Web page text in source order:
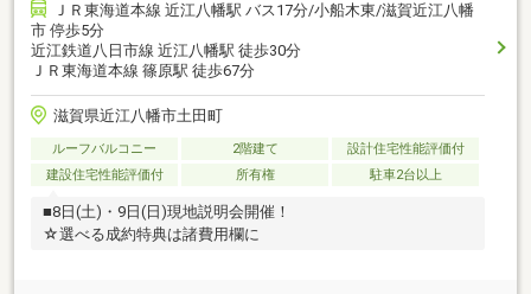
ＪＲ東海道本線 近江八幡駅 バス17分/小船木東/滋賀近江八幡
市 停歩5分
近江鉄道八日市線 近江八幡駅 徒歩30分
ＪＲ東海道本線 篠原駅 徒歩67分
滋賀県近江八幡市土田町
ルーフバルコニー 2階建て
設計住宅性能評価付
建設住宅性能評価付
所有権 駐車2台以上
■8日(土)・9日(日)現地説明会開催！
☆選べる成約特典は諸費用欄に